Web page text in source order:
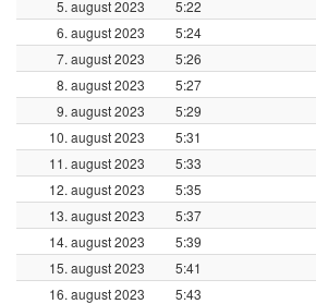
5. august 2023 5:22
6. august 2023
5:24
7. august 2023
5:26
8. august 2023
5:27
9. august 2023
5:29
10. august 2023
5:31
11. august 2023
5:33
12. august 2023
5:35
13. august 2023
5:37
14. august 2023
5:39
15. august 2023
5:41
16. august 2023
5:43